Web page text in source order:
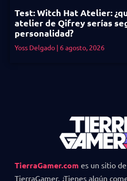
Test: Witch Hat Atelier:
atelier de Qifrey serías
personalidad?
Yoss Delgado 6 agosto, 2026
TierraGamer.com es un sitio
TierraGamer. ¿Tienes algún